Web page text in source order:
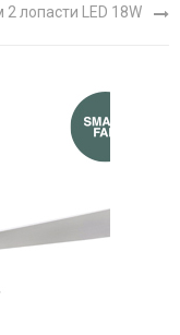
лопасти LED 18W